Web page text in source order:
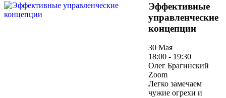
Эффективные
управленческие
концепции
30 Мая
18:00 - 19:30
Олег Брагинский
Zoom
Легко замечаем
чужие огрехи и